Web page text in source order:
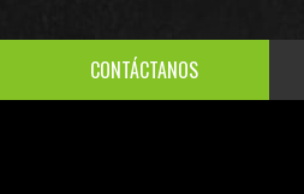
CONTÁCTANOS